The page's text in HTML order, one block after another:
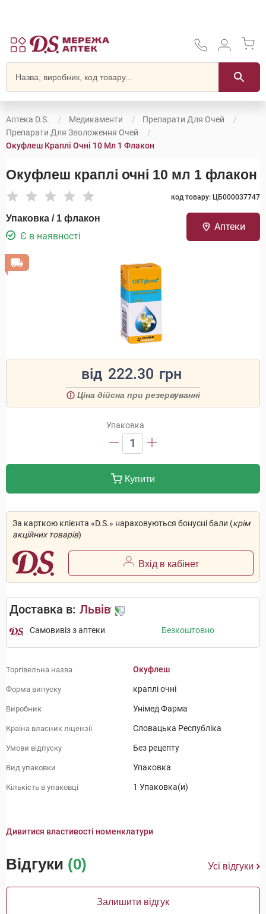
Аптека D.S. Медикаменти
Препарати Для Очей
Препарати Для Зволоження Очей
Окуфлеш Краплі Очні 10 Мл 1 Флакон
Окуфлеш краплі очні 10 мл 1 флакон
код товару: ЦБ000037747
Упаковка / 1 флакон
Є в наявності
Аптеки
від 222.30 грн
Ціна дійсна при резервуванні
Упаковка
1
Купити
За карткою клієнта «D.S.» нараховуються бонусні бали (крім
акційних товарів)
Вхід в кабінет
Доставка в: Львів
Самовивіз з аптеки Безкоштовно
Торгівельна назва Окуфлеш
Форма випуску краплі очні
Виробник Унімед Фарма
Країна власник ліцензії Словацька Республіка
Умови відпуску Без рецепту
Вид упаковки Упаковка
Кількість в упаковці 1 Упаковка(и)
Дивитися властивості номенклатури
Відгуки (0) Усі відгуки
Залишити відгук